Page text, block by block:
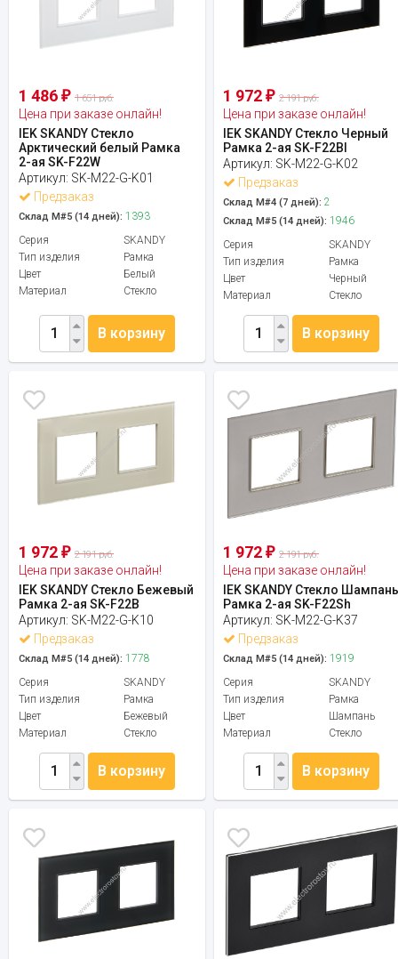
1 486 ₽ 1 651 руб.
Цена при заказе онлайн!
IEK SKANDY Стекло
Арктический белый Рамка
2-ая SK-F22W
Артикул: SK-M22-G-K01
Предзаказ
Склад М#5 (14 дней): 1393
Серия
SKANDY
Тип изделия
Рамка
Цвет
Белый
Материал
Стекло
В корзину
1 972₽ 2 191 руб.
Цена при заказе онлайн!
IEK SKANDY Стекло Черный
Рамка 2-ая SK-F22Bl
Артикул: SK-M22-G-K02
Предзаказ
Склад М#4 (7 дней): 2
Склад М#5 (14 дней): 1946
Серия
SKANDY
Тип изделия
Рамка
Цвет
Черный
Материал
Стекло
В корзину
1 972 ₽ 2 191 руб.
Цена при заказе онлайн!
IEK SKANDY Стекло Бежевый
Рамка 2-ая SK-F22B
Артикул: SK-M22-G-K10
Предзаказ
Склад М#5 (14 дней): 1778
Серия
SKANDY
Тип изделия
Рамка
Цвет
Бежевый
Материал
Стекло
В корзину
1 972₽ 2 191 руб.
Цена при заказе онлайн!
IEK SKANDY Стекло
Рамка 2-ая SK-F22Sh
Артикул: SK-M22-G-K37
Предзаказ
Склад М#5 (14 дней): 1919
Серия
SKANDY
Тип изделия
Рамка
Цвет
Шампань
Материал
Стекло
В корзину